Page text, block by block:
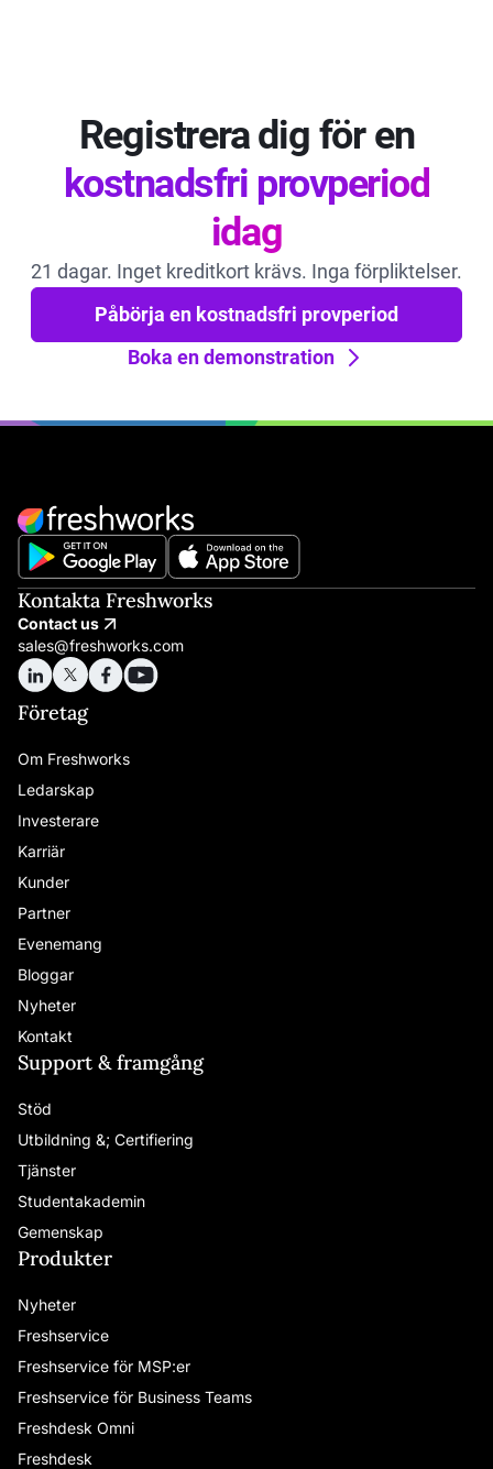
Registrera dig för en
kostnadsfri provperiod
idag
21 dagar. Inget kreditkort krävs. Inga förpliktelser.
Påbörja en kostnadsfri provperiod
Boka en demonstration
Kontakta Freshworks
Contact us
sales@freshworks.com
Företag
Om Freshworks
Ledarskap
Investerare
Karriär
Kunder
Partner
Evenemang
Bloggar
Nyheter
Kontakt
Support & framgång
Stöd
Utbildning &; Certifiering
Tjänster
Studentakademin
Gemenskap
Produkter
Nyheter
Freshservice
Freshservice för MSP:er
Freshservice för Business Teams
Freshdesk Omni
Freshdesk